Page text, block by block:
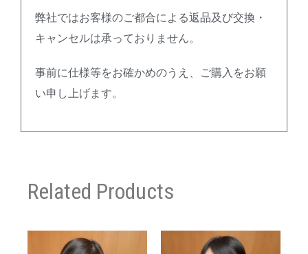
弊社ではお客様のご都合による返品及び交換・
キャンセルは承っておりません。
事前に仕様等をお確かめのうえ、ご購入をお願
い申し上げます。
Related Products